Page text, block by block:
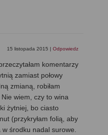
15 listopada 2015 | Odpowiedz
komentarzy
zamiast połowy
zmianą, robiłam
wiem, czy to wina
żytniej, bo ciasto
(przykryłam folią, aby
środku nadal surowe.